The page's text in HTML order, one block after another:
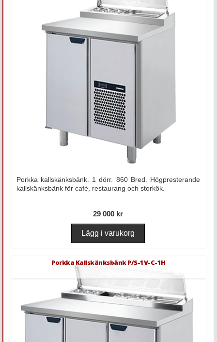
Porkka kallskänksbänk. 1 dörr. 860 Bred. Högpresterande
kallskänksbänk för café, restaurang och storkök.
29 000 kr
Porkka Kallskänksbänk P/S-1V-C-1H